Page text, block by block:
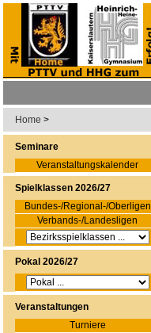
Home >
Seminare
Veranstaltungskalender
Spielklassen 2026/27
Bundes-/Regional-/Oberligen
Verbands-/Landesligen
Pokal 2026/27
Veranstaltungen
Turniere